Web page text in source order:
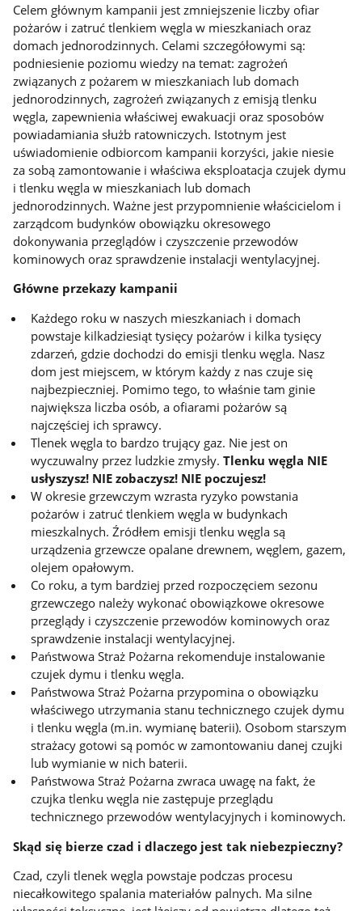
Celem głównym kampanii jest zmniejszenie liczby ofiar
pożarów i zatruć tlenkiem węgla w mieszkaniach oraz
domach jednorodzinnych. Celami szczegółowymi są:
podniesienie poziomu wiedzy na temat: zagrożeń
związanych z pożarem w mieszkaniach lub domach
jednorodzinnych, zagrożeń związanych z emisją tlenku
węgla, zapewnienia właściwej ewakuacji oraz sposobów
powiadamiania służb ratowniczych. Istotnym jest
uświadomienie odbiorcom kampanii korzyści, jakie niesie
za sobą zamontowanie i właściwa eksploatacja czujek dymu
i tlenku węgla w mieszkaniach lub domach
jednorodzinnych. Ważne jest przypomnienie właścicielom i
zarządcom budynków obowiązku okresowego
dokonywania przeglądów i czyszczenie przewodów
kominowych oraz sprawdzenie instalacji wentylacyjnej.
Główne przekazy kampanii
Każdego roku w naszych mieszkaniach i domach
powstaje kilkadziesiąt tysięcy pożarów i kilka tysięcy
zdarzeń, gdzie dochodzi do emisji tlenku węgla. Nasz
dom jest miejscem, w którym każdy z nas czuje się
najbezpieczniej. Pomimo tego, to właśnie tam ginie
największa liczba osób, a ofiarami pożarów są
najczęściej ich sprawcy.
Tlenek węgla to bardzo trujący gaz. Nie jest on
wyczuwalny przez ludzkie zmysły.Tlenku węgla NIE
usłyszysz! NIE zobaczysz! NIE poczujesz!
W okresie grzewczym wzrasta ryzyko powstania
pożarów i zatruć tlenkiem węgla w budynkach
mieszkalnych. Źródłem emisji tlenku węgla są
urządzenia grzewcze opalane drewnem, węglem, gazem,
olejem opałowym.
Co roku, a tym bardziej przed rozpoczęciem sezonu
grzewczego należy wykonać obowiązkowe okresowe
przeglądy i czyszczenie przewodów kominowych oraz
sprawdzenie instalacji wentylacyjnej.
Państwowa Straż Pożarna rekomenduje instalowanie
czujek dymu i tlenku węgla.
Państwowa Straż Pożarna przypomina o obowiązku
właściwego utrzymania stanu technicznego czujek dymu
i tlenku węgla (m.in. wymianę baterii). Osobom starszym
strażacy gotowi są pomóc w zamontowaniu danej czujki
lub wymianie w nich baterii.
Państwowa Straż Pożarna zwraca uwagę na fakt, że
czujka tlenku węgla nie zastępuje przeglądu
technicznego przewodów wentylacyjnych i kominowych.
Skąd się bierze czad i dlaczego jest tak niebezpieczny?
Czad, czyli tlenek węgla powstaje podczas procesu
niecałkowitego spalania materiałów palnych. Ma silne